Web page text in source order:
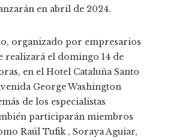
en abril de 2024.
organizado por empresarios
realizará el domingo 14 de
en el Hotel Cataluña Santo
George Washington
de los especialistas
participarán miembros
Raúl Tufik , Soraya Aguiar,